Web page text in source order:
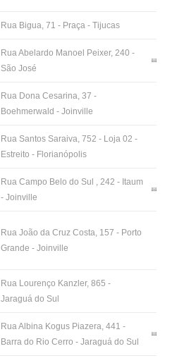
Rua Bigua, 71 - Praça - Tijucas
Rua Abelardo Manoel Peixer, 240 -
São José
Rua Dona Cesarina, 37 -
Boehmerwald - Joinville
Rua Santos Saraiva, 752 - Loja 02 -
Estreito - Florianópolis
Rua Campo Belo do Sul , 242 - Itaum
- Joinville
Rua João da Cruz Costa, 157 - Porto
Grande - Joinville
Rua Lourenço Kanzler, 865 -
Jaraguá do Sul
Rua Albina Kogus Piazera, 441 -
Barra do Rio Cerro - Jaraguá do Sul